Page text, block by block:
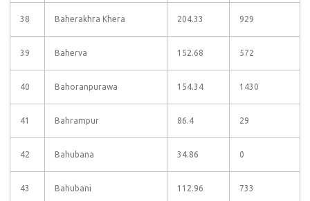
38 Baherakhra Khera 204.33 929
39 Baherva 152.68 572
40 Bahoranpurawa 154.34 1430
41 Bahrampur 86.4 29
42 Bahubana 34.86 0
43 Bahubani 112.96 733